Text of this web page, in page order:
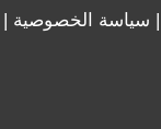
سياسة الخصوصية